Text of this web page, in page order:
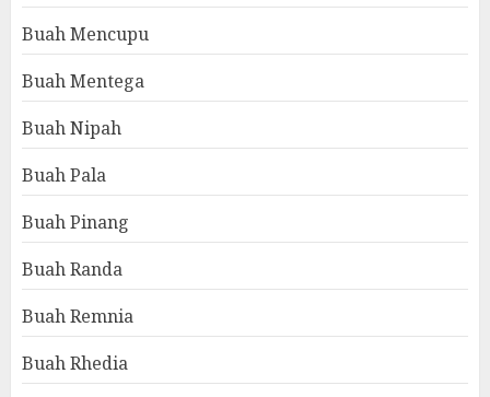
Buah Mencupu
Buah Mentega
Buah Nipah
Buah Pala
Buah Pinang
Buah Randa
Buah Remnia
Buah Rhedia